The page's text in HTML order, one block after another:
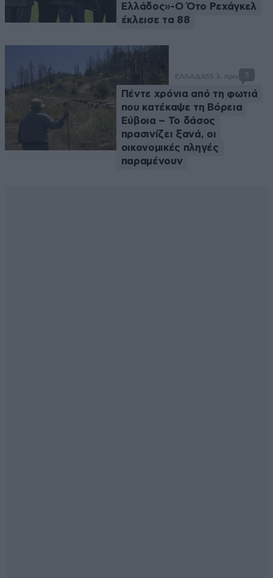
Ελλάδος»-Ο Ότο Ρεχάγκελ
έκλεισε τα 88
ΕΛΛΑΔΑ55 λ. πριν 5
Πέντε χρόνια από τη φωτιά
που κατέκαψε τη Βόρεια
Εύβοια – Το δάσος
πρασινίζει ξανά, οι
οικονομικές πληγές
παραμένουν